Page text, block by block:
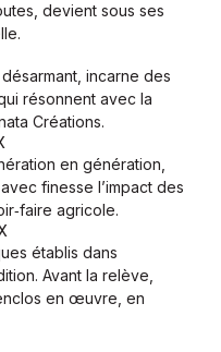
devient sous ses
incarne des
résonnent avec la
Créations.
en génération,
finesse l’impact des
agricole.
établis dans
Avant la relève,
en œuvre, en